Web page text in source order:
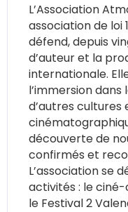
L’Association
association de loi
défend, depuis
d’auteur et la
internationale.
l’immersion
d’autres
découverte de
confirmés et
L’association se
activités : le
le Festival 2